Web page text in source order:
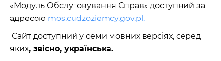
«Модуль Обслуговування Справ» доступний за
адресою mos.cudzoziemcy.gov.pl.
Сайт доступний у семи мовних версіях, серед
яких, звісно, українська.